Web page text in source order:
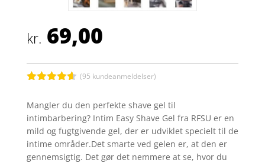
kr. 69,00
ud af 5
baseret
på
kundebedø
mmelser
(95 kundeanmeldelser)
Mangler du den perfekte shave gel til
intimbarbering? Intim Easy Shave Gel fra RFSU er en
mild og fugtgivende gel, der er udviklet specielt til de
intime områder.Det smarte ved gelen er, at den er
gennemsigtig. Det gør det nemmere at se, hvor du